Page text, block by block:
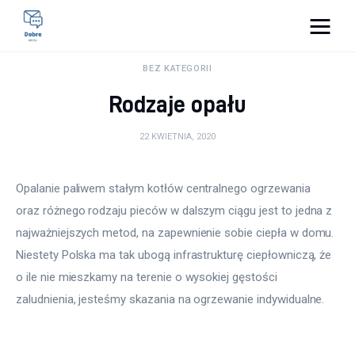
Lifestyle
Zdrowie
Uroda
BEZ KATEGORII
Rodzaje opału
22 KWIETNIA, 2020
Opalanie paliwem stałym kotłów centralnego ogrzewania
oraz różnego rodzaju pieców w dalszym ciągu jest to jedna z
najważniejszych metod, na zapewnienie sobie ciepła w domu.
Niestety Polska ma tak ubogą infrastrukturę ciepłowniczą, że
o ile nie mieszkamy na terenie o wysokiej gęstości
zaludnienia, jesteśmy skazania na ogrzewanie indywidualne.